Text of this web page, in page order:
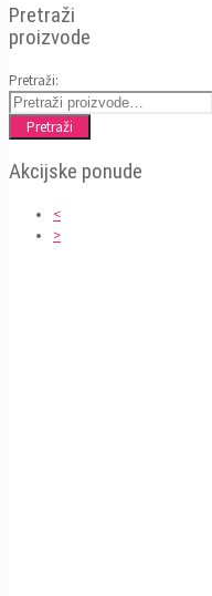
Pretraži
proizvode
Pretraži:
Pretraži
Akcijske ponude
<
>